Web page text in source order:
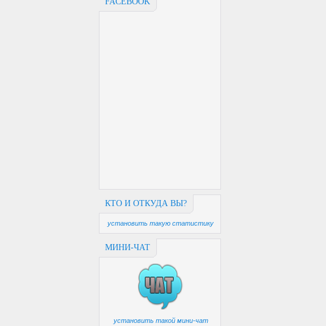
КТО И ОТКУДА ВЫ?
установить такую статистику
МИНИ-ЧАТ
установить такой мини-чат